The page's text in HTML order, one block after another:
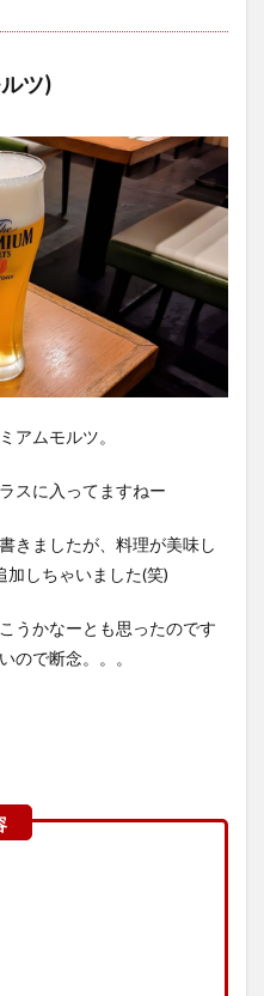
ツ)
アムモルツ。
スに入ってますねー
きましたが、料理が美味し
しちゃいました(笑)
うかなーとも思ったのです
ので断念。。。